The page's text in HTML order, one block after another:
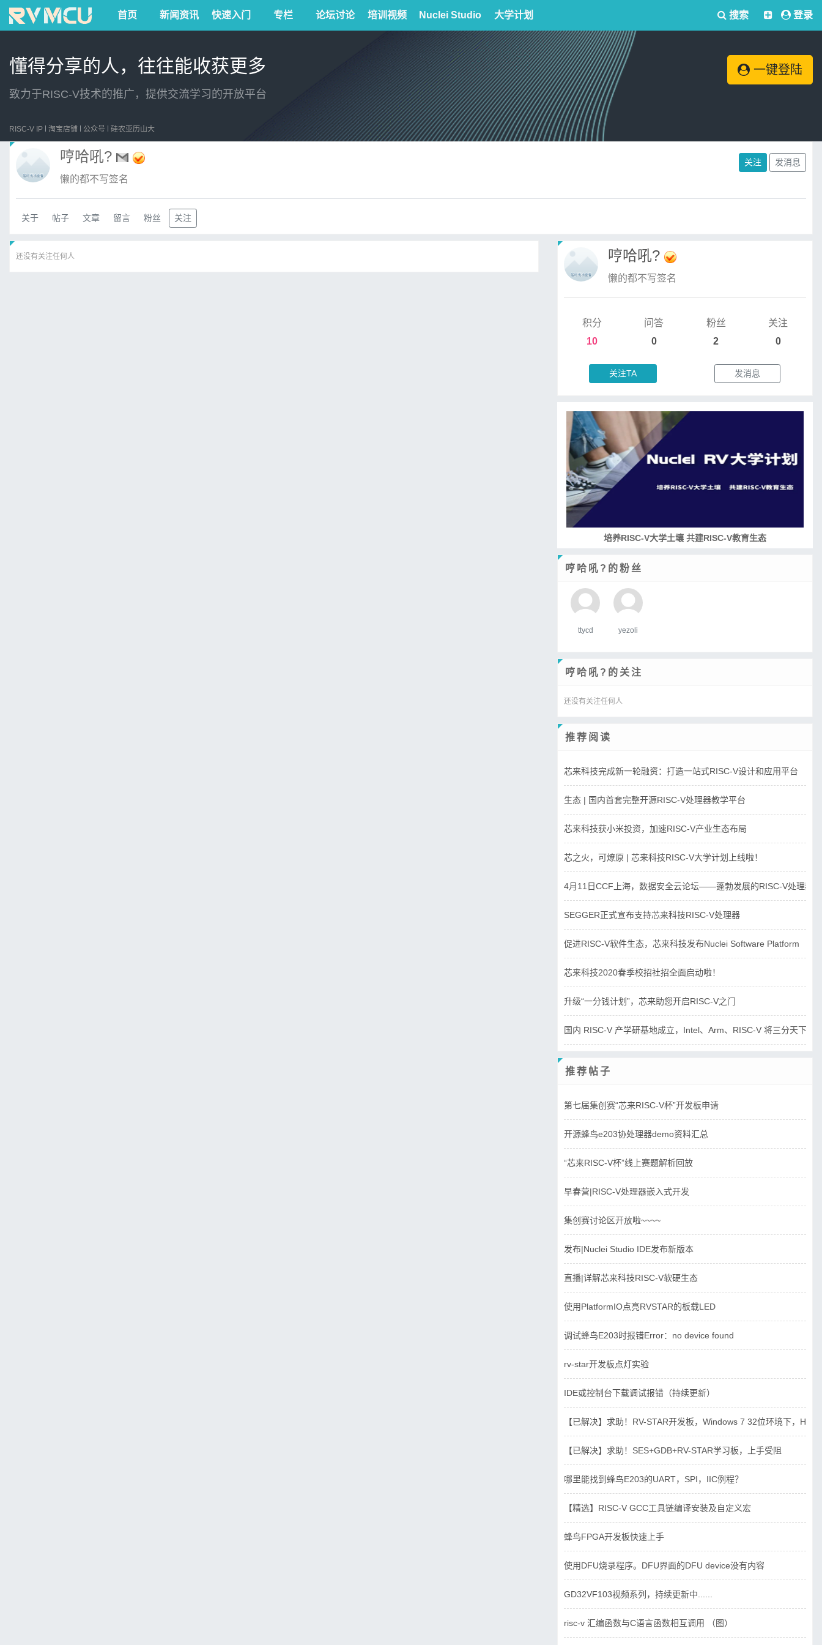
首页 新闻资讯 快速入门 专栏 论坛讨论 培训视频 Nuclei Studio 大学计划 搜索 登录
懂得分享的人，往往能收获更多
致力于RISC-V技术的推广，提供交流学习的开放平台
一键登陆
RISC-V IP 淘宝店铺 公众号 硅农亚历山大
哼哈吼?
懒的都不写签名
关注 发消息
关于 帖子 文章 留言 粉丝 关注
还没有关注任何人 哼哈吼?
懒的都不写签名
积分
10
问答
0
粉丝
2
关注
0
关注TA 发消息
培养RISC-V大学土壤 共建RISC-V教育生态
哼哈吼?的粉丝
ttycd yezoli
哼哈吼?的关注
还没有关注任何人
推荐阅读
芯来科技完成新一轮融资：打造一站式RISC-V设计和应用平台
生态 | 国内首套完整开源RISC-V处理器教学平台
芯来科技获小米投资，加速RISC-V产业生态布局
芯之火，可燎原 | 芯来科技RISC-V大学计划上线啦！
4月11日CCF上海，数据安全云论坛——蓬勃发展的RISC-V处理器
SEGGER正式宣布支持芯来科技RISC-V处理器
促进RISC-V软件生态，芯来科技发布Nuclei Software Platform
芯来科技2020春季校招社招全面启动啦！
升级“一分钱计划”，芯来助您开启RISC-V之门
国内 RISC-V 产学研基地成立，Intel、Arm、RISC-V 将三分天下？
推荐帖子
第七届集创赛“芯来RISC-V杯”开发板申请
开源蜂鸟e203协处理器demo资料汇总
“芯来RISC-V杯”线上赛题解析回放
早春营|RISC-V处理器嵌入式开发
集创赛讨论区开放啦~~~~
发布|Nuclei Studio IDE发布新版本
直播|详解芯来科技RISC-V软硬生态
使用PlatformIO点亮RVSTAR的板载LED
调试蜂鸟E203时报错Error：no device found
rv-star开发板点灯实验
IDE或控制台下载调试报错（持续更新）
【已解决】求助！RV-STAR开发板，Windows 7 32位环境下，
【已解决】求助！SES+GDB+RV-STAR学习板，上手受阻
哪里能找到蜂鸟E203的UART，SPI，IIC例程？
【精选】RISC-V GCC工具链编译安装及自定义宏
蜂鸟FPGA开发板快速上手
使用DFU烧录程序。DFU界面的DFU device没有内容
GD32VF103视频系列，持续更新中......
risc-v 汇编函数与C语言函数相互调用 （图）